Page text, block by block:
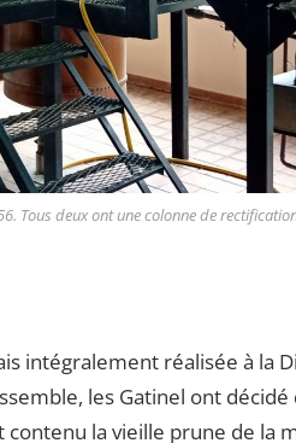
Tous deux ont une colonne de
intégralement réalisée à la
les Gatinel ont
la vieille prune de la